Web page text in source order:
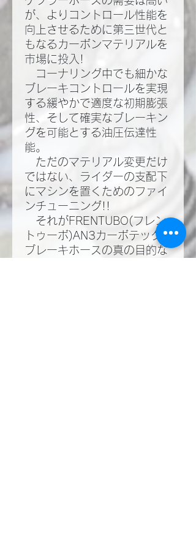
が、よりコントロール性能を
向上させるために第三世代と
もなるカーボンマテリアルを
市場に投入!​
コーナリング中でも細かな
ブレーキコントロールを実現
する緩やかで適度な初期膨張
性、そして確実なブレーキン
グを可能とする油圧伝達性
能。​
ただのマテリアル変更だけ
ではない、ライダーの支配下
にマシンを置くためのファイ
ンチューニング!!​
それがFRENTUBO(フレン
トゥーボ)AN3カーボテック
ブレーキホースの真の目的な